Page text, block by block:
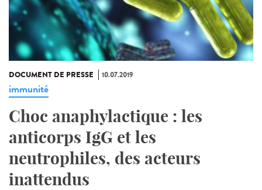
DOCUMENT DE PRESSE 10.07.2019
immunité
Choc anaphylactique : les
anticorps IgG et les
neutrophiles, des acteurs
inattendus